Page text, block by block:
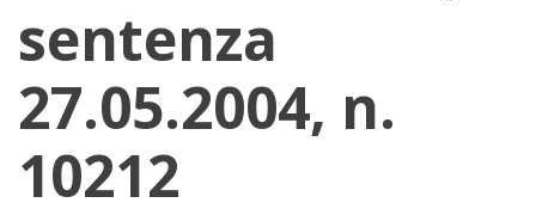
sentenza
27.05.2004, n.
10212